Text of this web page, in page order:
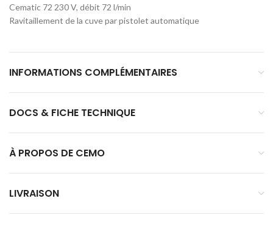
Cematic 72 230 V, débit 72 l/min
Ravitaillement de la cuve par pistolet automatique
INFORMATIONS COMPLÉMENTAIRES
DOCS & FICHE TECHNIQUE
À PROPOS DE CEMO
LIVRAISON